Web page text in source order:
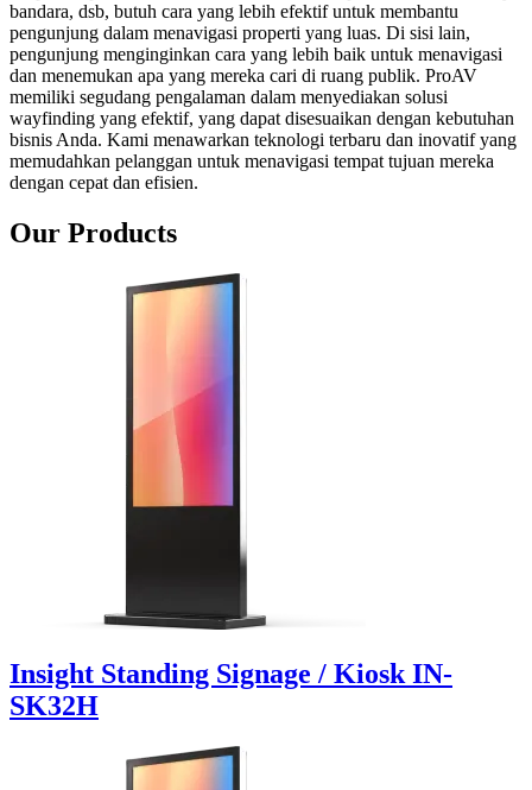
bandara, dsb, butuh cara yang lebih efektif untuk membantu
pengunjung dalam menavigasi properti yang luas. Di sisi lain,
pengunjung menginginkan cara yang lebih baik untuk menavigasi
dan menemukan apa yang mereka cari di ruang publik. ProAV
memiliki segudang pengalaman dalam menyediakan solusi
wayfinding yang efektif, yang dapat disesuaikan dengan kebutuhan
bisnis Anda. Kami menawarkan teknologi terbaru dan inovatif yang
memudahkan pelanggan untuk menavigasi tempat tujuan mereka
dengan cepat dan efisien.
Our Products
Insight Standing Signage / Kiosk IN-
SK32H